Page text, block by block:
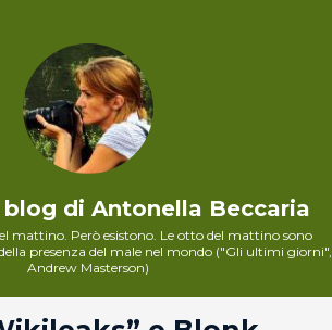
blog di Antonella Beccaria
mattino. Però esistono. Le otto del mattino sono
presenza del male nel mondo ("Gli ultimi giorni",
Andrew Masterson)